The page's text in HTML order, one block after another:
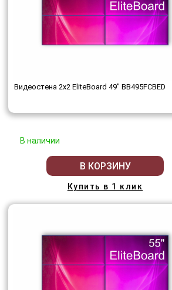
Видеостена 2x2 EliteBoard 49" BB495FCBED
В наличии
В КОРЗИНУ
Купить в 1 клик